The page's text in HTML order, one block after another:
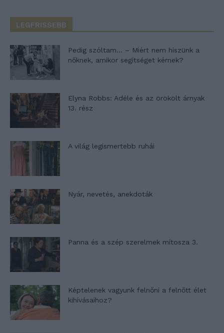
LEGFRISSEBB
Pedig szóltam… – Miért nem hiszünk a
nőknek, amikor segítséget kérnek?
Elyna Robbs: Adéle és az örökölt árnyak
13. rész
A világ legismertebb ruhái
Nyár, nevetés, anekdoták
Panna és a szép szerelmek mítosza 3.
Képtelenek vagyunk felnőni a felnőtt élet
kihívásaihoz?